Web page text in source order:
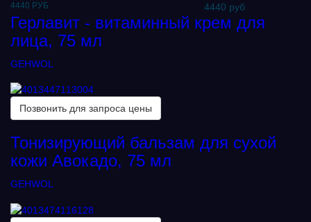
4440 РУБ 4440 руб
Герлавит - витаминный крем для
лица, 75 мл
GEHWOL
Позвонить для запроса цены
Тонизирующий бальзам для сухой
кожи Авокадо, 75 мл
GEHWOL